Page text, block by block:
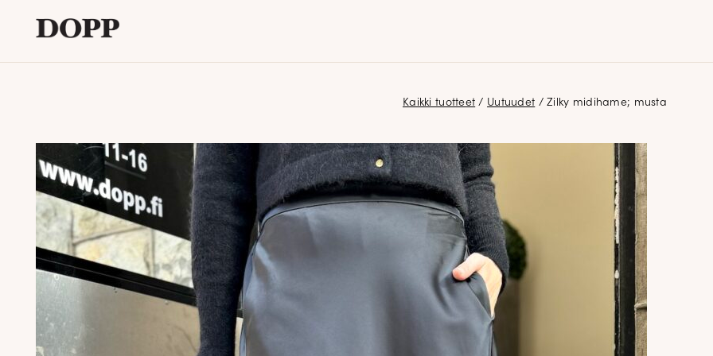
Tyyliblogi
Brändi
Avaa
alavalikko
Yhteystiedot
Kaikki tuotteet / Uutuudet / Zilky midihame; musta